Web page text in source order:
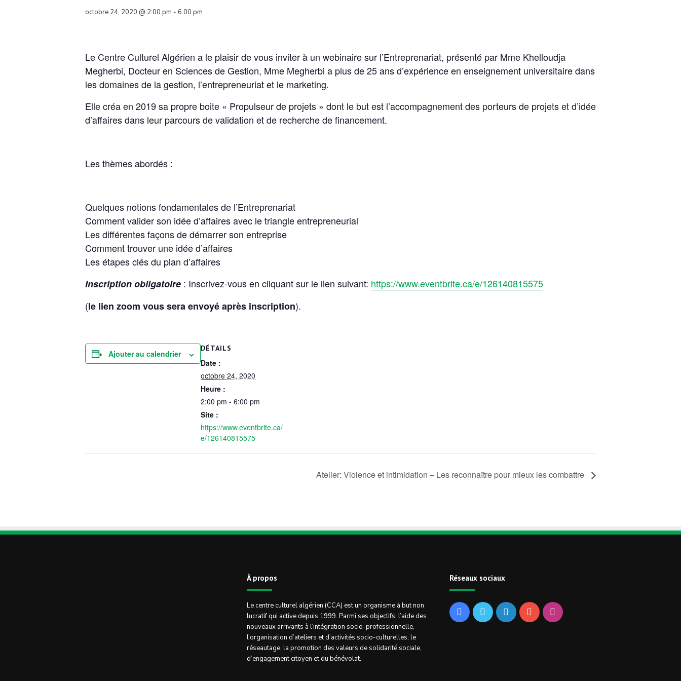
octobre 24, 2020 @ 2:00 pm - 6:00 pm
Le Centre Culturel Algérien a le plaisir de vous inviter à un webinaire sur l’Entreprenariat, présenté par Mme Khelloudja
Megherbi, Docteur en Sciences de Gestion, Mme Megherbi a plus de 25 ans d’expérience en enseignement universitaire dans
les domaines de la gestion, l’entrepreneuriat et le marketing.
Elle créa en 2019 sa propre boite « Propulseur de projets » dont le but est l’accompagnement des porteurs de projets et d’idée
d’affaires dans leur parcours de validation et de recherche de financement.
Les thèmes abordés :
Quelques notions fondamentales de l’Entreprenariat
Comment valider son idée d’affaires avec le triangle entrepreneurial
Les différentes façons de démarrer son entreprise
Comment trouver une idée d’affaires
Les étapes clés du plan d’affaires
Inscription obligatoire : Inscrivez-vous en cliquant sur le lien suivant: https://www.eventbrite.ca/e/126140815575
(le lien zoom vous sera envoyé après inscription).
Ajouter au calendrier
DÉTAILS
Date :
octobre 24, 2020
Heure :
2:00 pm - 6:00 pm
Site :
https://www.eventbrite.ca/
e/126140815575
Atelier: Violence et intimidation – Les reconnaître pour mieux les combattre
À propos
Le centre culturel algérien (CCA) est un organisme à but non
lucratif qui active depuis 1999. Parmi ses objectifs, l’aide des
nouveaux arrivants à l’intégration socio-professionnelle,
l’organisation d’ateliers et d’activités socio-culturelles, le
réseautage, la promotion des valeurs de solidarité sociale,
d’engagement citoyen et du bénévolat.
Réseaux sociaux
FacebookTwitterLinkedinYouTubeInstagram